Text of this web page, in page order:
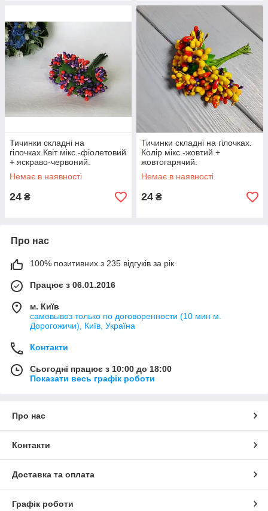
Тичинки складні на
гілочках.Квіт мікс.-фіолетовий
+ яскраво-червоний.
Немає в наявності
24 ₴
Тичинки складні на гілочках.
Колір мікс.-жовтий +
жовтогарячий.
Немає в наявності
24 ₴
Про нас
100% позитивних з 235 відгуків за рік
Працює з 06.01.2016
м. Київ
самовывоз только по договоренности (10 мин м.
Дорогожичи), Київ, Україна
Контакти
Сьогодні працює з 10:00 до 18:00
Показати весь графік роботи
Про нас
Контакти
Доставка та оплата
Графік роботи